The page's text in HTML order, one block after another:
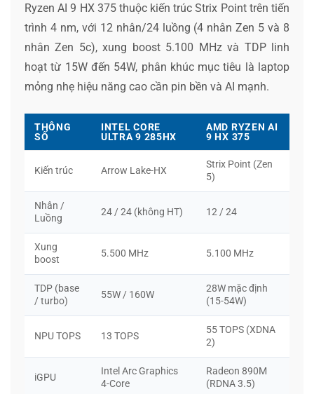
Ryzen AI 9 HX 375 thuộc kiến trúc Strix Point trên tiến
trình 4 nm, với 12 nhân/24 luồng (4 nhân Zen 5 và 8
nhân Zen 5c), xung boost 5.100 MHz và TDP linh
hoạt từ 15W đến 54W, phân khúc mục tiêu là laptop
mỏng nhẹ hiệu năng cao cần pin bền và AI mạnh.
THÔNG
SỐ
INTEL CORE
ULTRA 9 285HX
AMD RYZEN AI
9 HX 375
Kiến trúc Arrow Lake-HX
Strix Point (Zen
5)
Nhân /
Luồng
24 / 24 (không HT) 12 / 24
Xung
boost
5.500 MHz 5.100 MHz
TDP (base
/ turbo)
55W / 160W
28W mặc định
(15-54W)
NPU TOPS 13 TOPS
55 TOPS (XDNA
2)
iGPU
Intel Arc Graphics
4-Core
Radeon 890M
(RDNA 3.5)